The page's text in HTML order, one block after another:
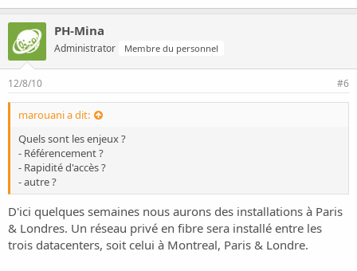
PH-Mina
Administrator Membre du personnel
12/8/10 #6
marouani a dit:
Quels sont les enjeux ?
- Référencement ?
- Rapidité d'accès ?
- autre ?
D'ici quelques semaines nous aurons des installations à Paris
& Londres. Un réseau privé en fibre sera installé entre les
trois datacenters, soit celui à Montreal, Paris & Londre.